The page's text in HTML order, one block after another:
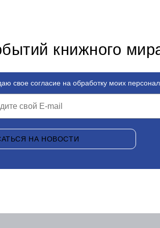
книжного
свое согласие на обработку моих
НА НОВОСТИ